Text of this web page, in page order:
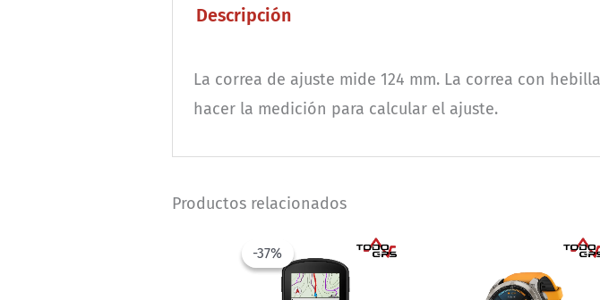
Descripción
La correa de ajuste mide 124 mm. La correa con
hacer la medición para calcular el ajuste.
Productos relacionados
-37%
-37%